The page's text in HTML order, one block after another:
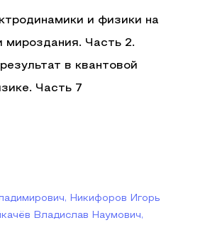
и физики на
мироздания. Часть 2.
в квантовой
Часть 7
Никифоров Игорь
Владислав Наумович,